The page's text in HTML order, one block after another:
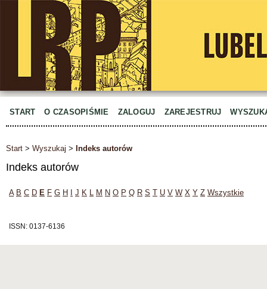
START O CZASOPIŚMIE ZALOGUJ ZAREJESTRUJ
Start > Wyszukaj > Indeks autorów
Indeks autorów
A B C D E F G H J K L M N O P Q R S T U V W X Y Z Wszystkie
ISSN: 0137-6136